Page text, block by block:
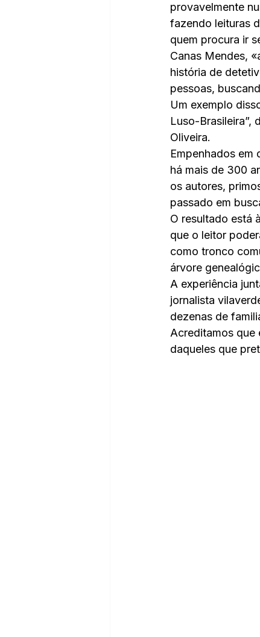
provavelmente
fazendo leituras
quem procura ir
Canas Mendes,
história de
pessoas,
Um exemplo
Luso-Brasileira”,
Oliveira.
Empenhados em
há mais de 300
os autores,
passado em
O resultado está
que o leitor
como tronco
árvore
A experiência
jornalista
dezenas de
Acreditamos que
daqueles que